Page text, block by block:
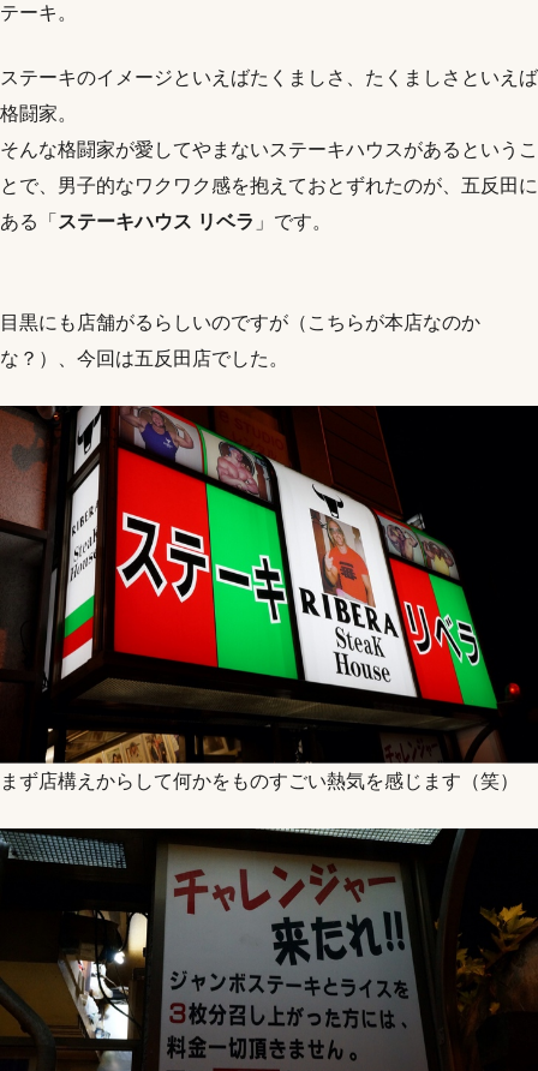
テーキ。
ステーキのイメージといえばたくましさ、たくましさといえば
格闘家。
そんな格闘家が愛してやまないステーキハウスがあるというこ
とで、男子的なワクワク感を抱えておとずれたのが、五反田に
ある「 ステーキハウス リベラ 」です。
目黒にも店舗がるらしいのですが（こちらが本店なのか
な？）、今回は五反田店でした。
まず店構えからして何かをものすごい熱気を感じます（笑）